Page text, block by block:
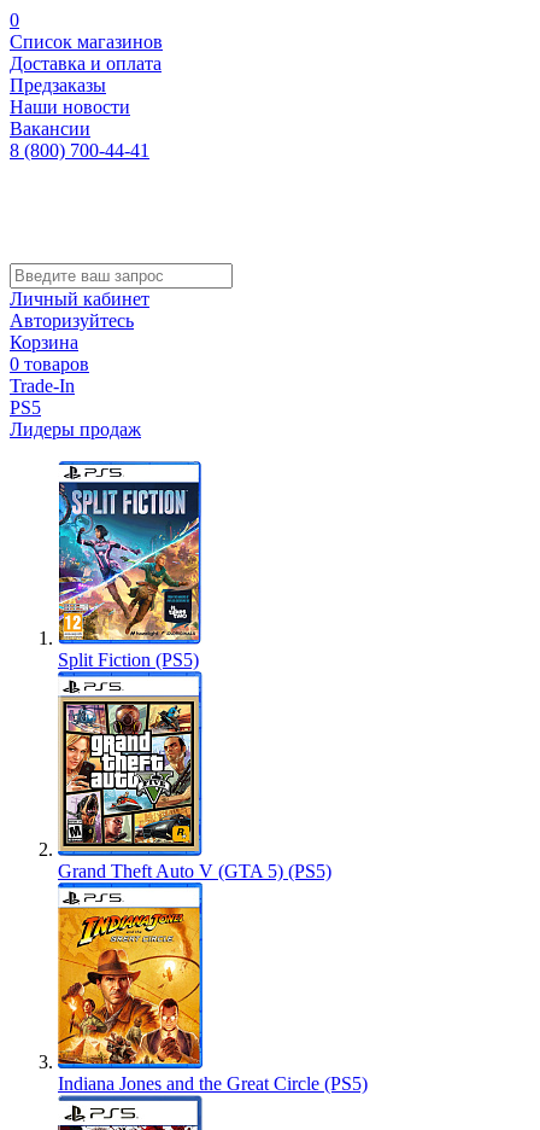
0
Список магазинов
Доставка и оплата
Предзаказы
Наши новости
Вакансии
8 (800) 700-44-41
Личный кабинет
Авторизуйтесь
Корзина
0 товаров
Trade-In
PS5
Лидеры продаж
Split Fiction (PS5)
Grand Theft Auto V (GTA 5) (PS5)
Indiana Jones and the Great Circle (PS5)